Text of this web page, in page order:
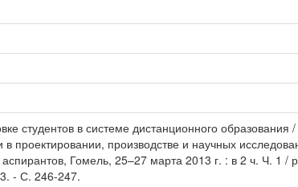
студентов в системе дистанционного
проектировании, производстве и научных
Гомель, 25–27 марта 2013 г. : в 2 ч. Ч. 1
- С. 246-247.